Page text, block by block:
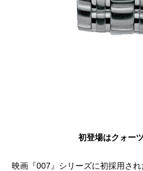
初登場はクォー
映画『007』シリーズに初採用さ